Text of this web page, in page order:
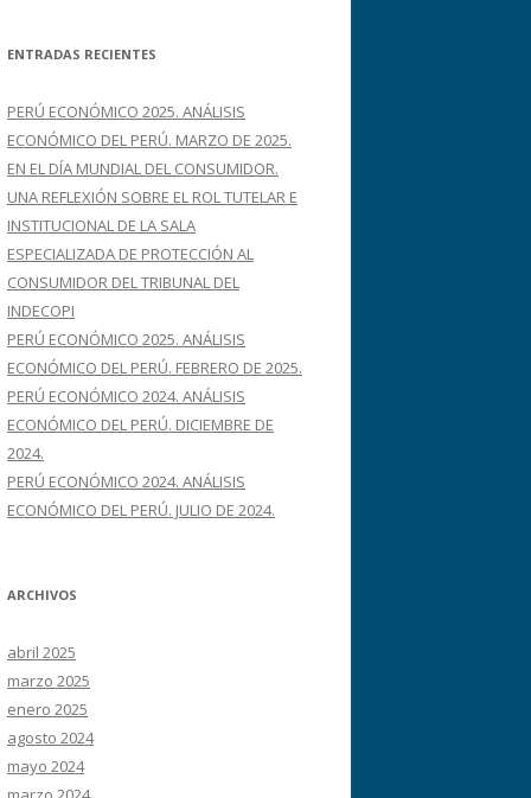
c
r
:
ENTRADAS RECIENTES
PERÚ ECONÓMICO 2025. ANÁLISIS
ECONÓMICO DEL PERÚ. MARZO DE 2025.
EN EL DÍA MUNDIAL DEL CONSUMIDOR.
UNA REFLEXIÓN SOBRE EL ROL TUTELAR E
INSTITUCIONAL DE LA SALA
ESPECIALIZADA DE PROTECCIÓN AL
CONSUMIDOR DEL TRIBUNAL DEL
INDECOPI
PERÚ ECONÓMICO 2025. ANÁLISIS
ECONÓMICO DEL PERÚ. FEBRERO DE 2025.
PERÚ ECONÓMICO 2024. ANÁLISIS
ECONÓMICO DEL PERÚ. DICIEMBRE DE
2024.
PERÚ ECONÓMICO 2024. ANÁLISIS
ECONÓMICO DEL PERÚ. JULIO DE 2024.
ARCHIVOS
abril 2025
marzo 2025
enero 2025
agosto 2024
mayo 2024